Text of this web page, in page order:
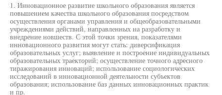
1. Инновационное развитие школьного образования является
повышением качества школьного образования посредством
осуществления органами управления и общеобразовательными
учреждениями действий, направленных на разработку и
внедрение новшеств. С этой точки зрения, показателями
инновационного развития могут стать: диверсификация
образовательных услуг; выявление и построение индивидуальных
образовательных траекторий; осуществление точного адресного
тиражирования инноваций; использование социологических
исследований в инновационной деятельности субъектов
образования; использование баз данных инновационных практик
и пр.